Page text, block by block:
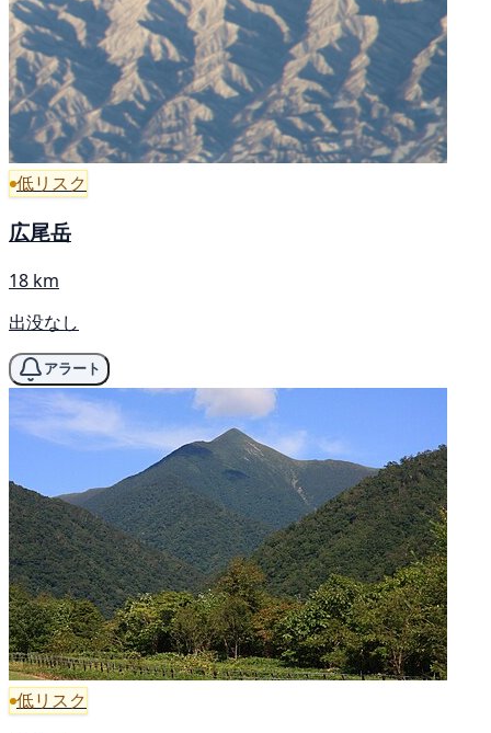
低リスク
広尾岳
18 km
出没なし
アラート
低リスク